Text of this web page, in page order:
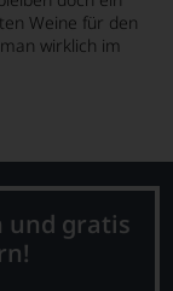
Weine für den
wirklich im
und gratis